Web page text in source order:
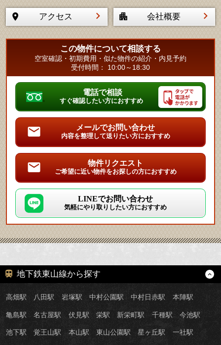
アクセス 会社概要
この物件について相談する
空室確認・初期費用・似た物件の紹介・内見予約
受付時間： 10:00～18:30
電話で相談
すぐ確認したい方におすすめ
メールでお問い合わせ
内容を整理して送りたい方におすすめ
物件リクエスト
ご希望に近い物件をお探しの方におすすめ
LINEでお問い合わせ
気軽にやり取りしたい方におすすめ
地下鉄東山線から探す
高畑駅 八田駅 岩塚駅 中村公園駅 中村日赤駅 本陣駅
亀島駅 名古屋駅 伏見駅 栄駅 新栄町駅 千種駅 今池駅
池下駅 覚王山駅 本山駅 東山公園駅 星ヶ丘駅 一社駅